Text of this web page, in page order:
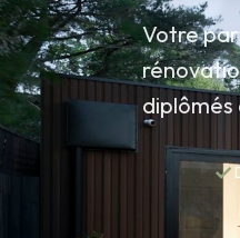
Votre
✓